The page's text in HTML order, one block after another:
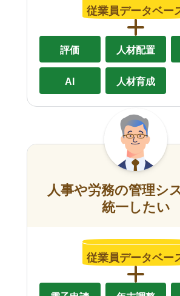
従業員データベー
評価 人材配置
AI 人材育成
人事や労務の管理シ
統一したい
従業員データベー